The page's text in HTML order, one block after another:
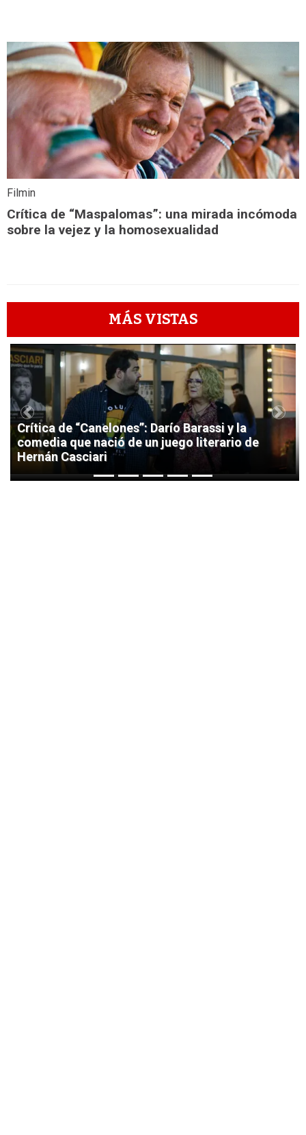
Filmin
Crítica de “Maspalomas”: una mirada incómoda
sobre la vejez y la homosexualidad
MÁS VISTAS
1
Crítica de “Canelones”: Darío Barassi y la
comedia que nació de un juego literario de
Hernán Casciari
Previous Next